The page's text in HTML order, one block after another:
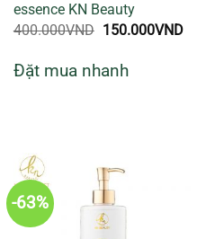
essence KN Beauty
400.000VND Giá
400.000VND.
150.000VNDGiá
Đặt mua nhanh
-63%